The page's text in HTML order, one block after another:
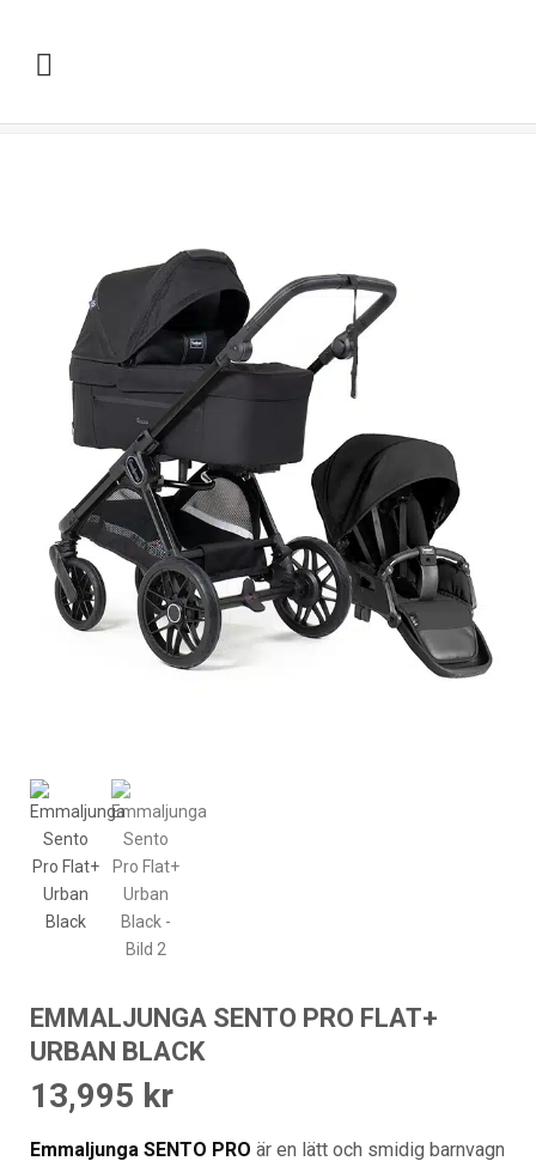
EMMALJUNGA SENTO PRO FLAT+
URBAN BLACK
13,995 kr
Emmaljunga SENTO PRO är en lätt och smidig barnvagn